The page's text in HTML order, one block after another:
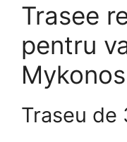
Trasee
pentru
Mykonos
Traseu de